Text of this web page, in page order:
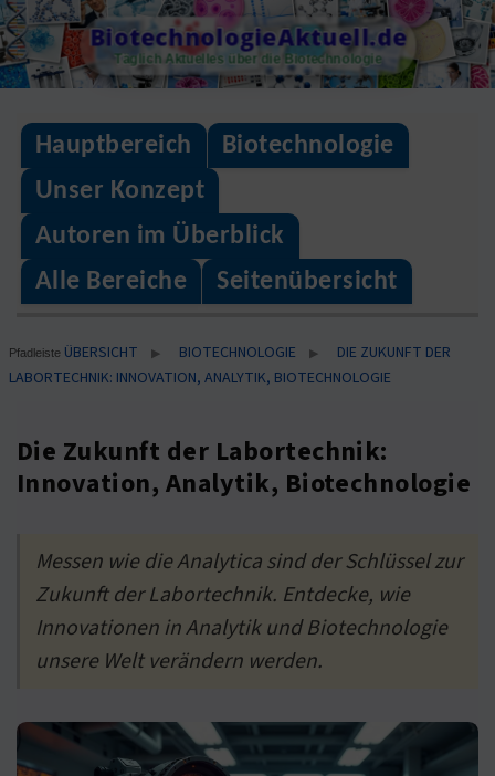
Skip
to
content
BiotechnologieAktuell.de
Täglich Aktuelles über die Biotechnologie
Hauptbereich
Biotechnologie
Unser Konzept
Autoren im Überblick
Alle Bereiche
Seitenübersicht
Pfadleiste ÜBERSICHT ▶ BIOTECHNOLOGIE ▶
DIE ZUKUNFT DER
LABORTECHNIK: INNOVATION, ANALYTIK, BIOTECHNOLOGIE
Die Zukunft der Labortechnik:
Innovation, Analytik, Biotechnologie
Messen wie die Analytica sind der Schlüssel zur
Zukunft der Labortechnik. Entdecke, wie
Innovationen in Analytik und Biotechnologie
unsere Welt verändern werden.